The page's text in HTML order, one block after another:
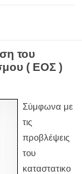
του
( ΕΟΣ )
Σύμφωνα με
τις
προβλέψεις
του
καταστατικο